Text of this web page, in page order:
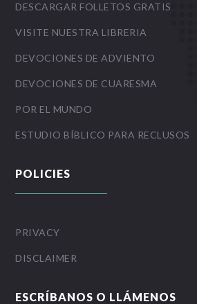
DESCARGAR FOLLETOS GRATIS
VISITE NUESTRA LIBRERIA
DEVOCIONES DE ADVIENTO
DEVOCIONES DE CUARESMA
POR EL MUNDO
ESTUDIO BÍBLICO PARA RECLUSOS
POLICIES
PRIVACY
DISCLAIMER
ESCRÍBANOS O LLÁMENOS